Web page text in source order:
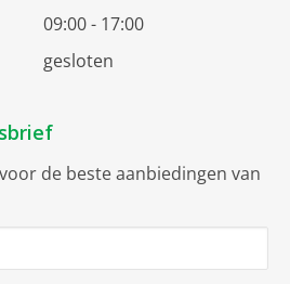
09:00 - 17:00
gesloten
de beste aanbiedingen van